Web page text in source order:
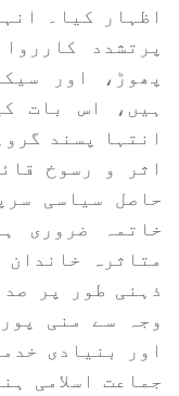
اظہار کیا۔
پرتشدد
پھوڑ، اور
ہیں، اس بات
انتہا پسند
اثر و رسوخ
حاصل سیاسی
خاتمہ ضروری
متاثرہ
ذہنی طور پر
وجہ سے منی
اور بنیادی
جماعت اسلامی